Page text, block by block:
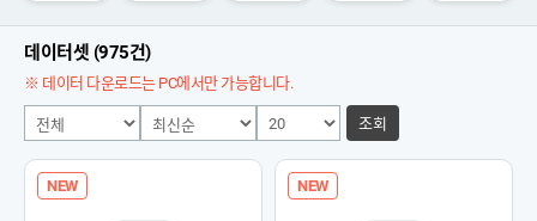
데이터셋 (975건)
※ 데이터 다운로드는 PC에서만 가능합니다.
조회
NEW NEW